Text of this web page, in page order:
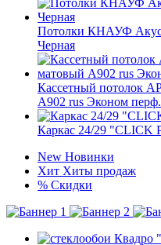
Потолки КНАУФ
Черная
Кассетный потолок
А902 rus Эконом перф.
Каркас 24/29 "CLICK
New Новинки
Хит Хиты продаж
% Скидки